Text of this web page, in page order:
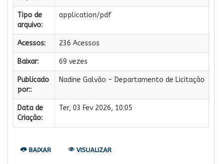
Tipo de
arquivo:
application/pdf
Acessos: 236 Acessos
Baixar: 69 vezes
Publicado
por::
Nadine Galvão - Departamento de Licitação
Data de
Criação:
Ter, 03 Fev 2026, 10:05
BAIXAR VISUALIZAR